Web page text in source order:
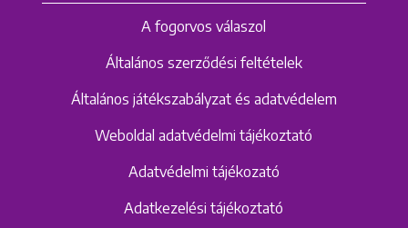
A fogorvos válaszol
Általános szerződési feltételek
Általános játékszabályzat és adatvédelem
Weboldal adatvédelmi tájékoztató
Adatvédelmi tájékozató
Adatkezelési tájékoztató